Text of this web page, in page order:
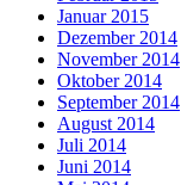
Januar 2015
Dezember 2014
November 2014
Oktober 2014
September 2014
August 2014
Juli 2014
Juni 2014